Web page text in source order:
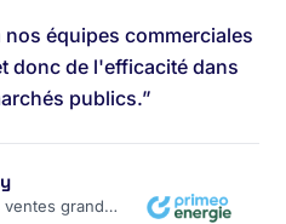
nos équipes commerciales
donc de l'efficacité dans
publics.”
Responsable des ventes grands comptes